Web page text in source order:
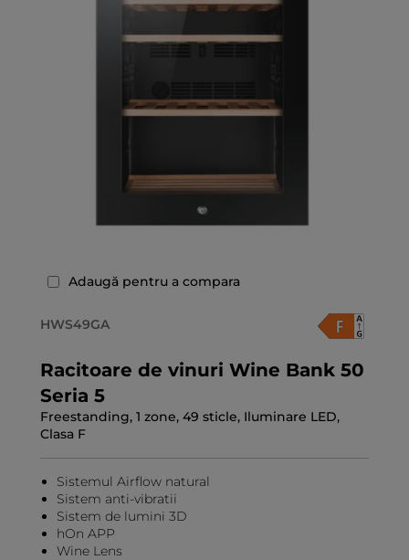
Adaugă pentru a compara
HWS49GA
Racitoare de vinuri Wine Bank 50
Seria 5
Freestanding, 1 zone, 49 sticle, Iluminare LED,
Clasa F
Sistemul Airflow natural
Sistem anti-vibratii
Sistem de lumini 3D
hOn APP
Wine Lens